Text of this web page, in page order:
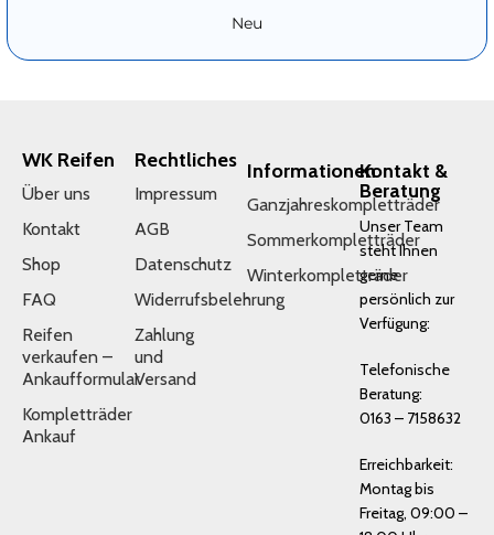
Neu
WK Reifen
Über uns
Kontakt
Shop
FAQ
Reifen
verkaufen –
Ankaufformular
Kompletträder
Ankauf
Rechtliches
Impressum
AGB
Datenschutz
Widerrufsbelehrung
Zahlung
und
Versand
Informationen
Ganzjahreskompletträder
Sommerkompletträder
Winterkompletträder
Kontakt &
Beratung
Unser Team
steht Ihnen
gerne
persönlich zur
Verfügung:
Telefonische
Beratung:
0163 – 7158632
Erreichbarkeit:
Montag bis
Freitag, 09:00 –